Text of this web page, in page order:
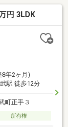
さい。0985-
円 3LDK
8年2ヶ月)
駅 徒歩12分
町正手３
所有権